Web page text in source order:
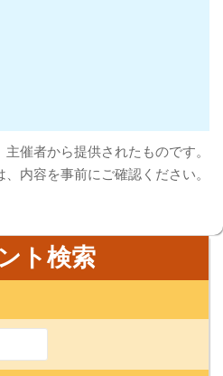
催者から提供されたものです。
内容を事前にご確認ください。
ト検索